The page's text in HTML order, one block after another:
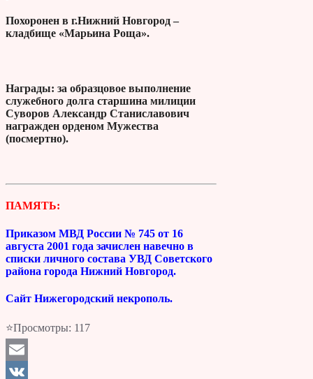
Похоронен в г.Нижний Новгород –
кладбище «Марьина Роща».
Награды: за образцовое выполнение
служебного долга старшина милиции
Суворов Александр Станиславович
награжден орденом Мужества
(посмертно).
ПАМЯТЬ:
Приказом МВД России № 745 от 16
августа 2001 года зачислен навечно в
списки личного состава УВД Советского
района города Нижний Новгород.
Сайт Нижегородский некрополь.
⭐Просмотры: 117
Email